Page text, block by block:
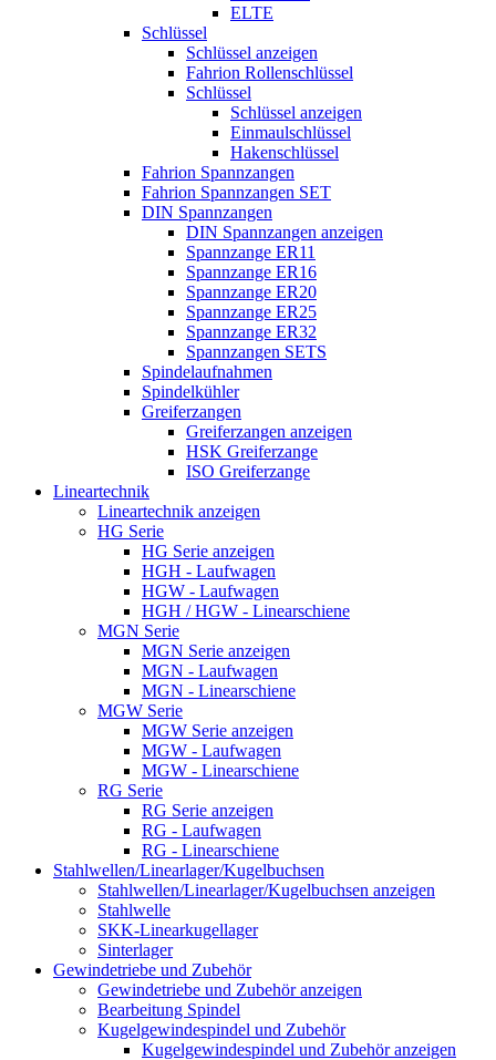
ELTE
Schlüssel
Schlüssel anzeigen
Fahrion Rollenschlüssel
Schlüssel
Schlüssel anzeigen
Einmaulschlüssel
Hakenschlüssel
Fahrion Spannzangen
Fahrion Spannzangen SET
DIN Spannzangen
DIN Spannzangen anzeigen
Spannzange ER11
Spannzange ER16
Spannzange ER20
Spannzange ER25
Spannzange ER32
Spannzangen SETS
Spindelaufnahmen
Spindelkühler
Greiferzangen
Greiferzangen anzeigen
HSK Greiferzange
ISO Greiferzange
Lineartechnik
Lineartechnik anzeigen
HG Serie
HG Serie anzeigen
HGH - Laufwagen
HGW - Laufwagen
HGH / HGW - Linearschiene
MGN Serie
MGN Serie anzeigen
MGN - Laufwagen
MGN - Linearschiene
MGW Serie
MGW Serie anzeigen
MGW - Laufwagen
MGW - Linearschiene
RG Serie
RG Serie anzeigen
RG - Laufwagen
RG - Linearschiene
Stahlwellen/Linearlager/Kugelbuchsen
Stahlwellen/Linearlager/Kugelbuchsen anzeigen
Stahlwelle
SKK-Linearkugellager
Sinterlager
Gewindetriebe und Zubehör
Gewindetriebe und Zubehör anzeigen
Bearbeitung Spindel
Kugelgewindespindel und Zubehör
Kugelgewindespindel und Zubehör anzeigen